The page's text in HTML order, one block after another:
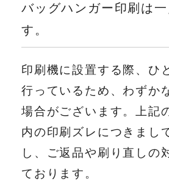
バッグハンガー印刷は
す。
印刷機に設置する際、ひ
行っているため、わずか
場合がございます。上記
内の印刷ズレにつきまし
し、ご返品や刷り直しの
ております。